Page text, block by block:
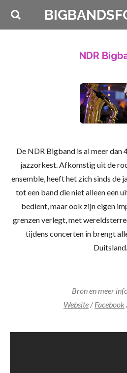
Ga
NDR
De NDR Bigband is al meer dan
jazzorkest. Afkomstig uit de
ensemble, heeft het zich sinds de
tot een band die niet alleen een
bedient, maar ook zijn eigen
grenzen verlegt, met
tijdens concerten in brengt
Duitsland.
Bron en meer
Website/Facebook